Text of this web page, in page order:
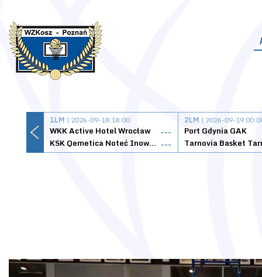
1LM | 2026-09-18 18:00
WKK Active Hotel Wrocław
---
KSK Qemetica Noteć Inowrocław ---
2LM | 2026-09-19
Port Gdynia GAK